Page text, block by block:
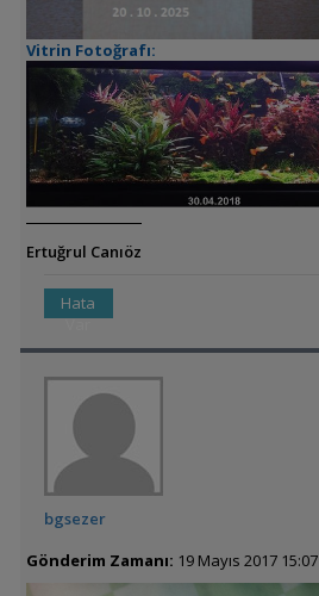
Vitrin Fotoğrafı:
Ertuğrul Canıöz
Hata
Var
bgsezer
Gönderim Zamanı: 19 Mayıs 2017 15:07